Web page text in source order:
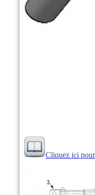
Cliquez ici